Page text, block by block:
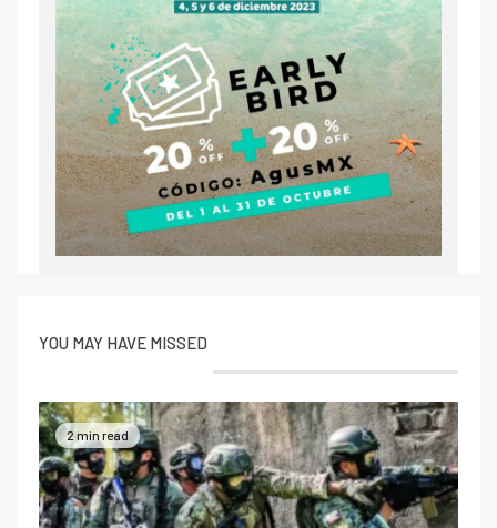
YOU MAY HAVE MISSED
2 min read